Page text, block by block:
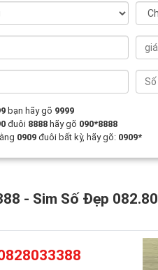
bạn hãy gõ 9999
đuôi 8888 hãy gõ 090*8888
0909 đuôi bất kỳ, hãy gõ: 0909*
- Sim Số Đẹp